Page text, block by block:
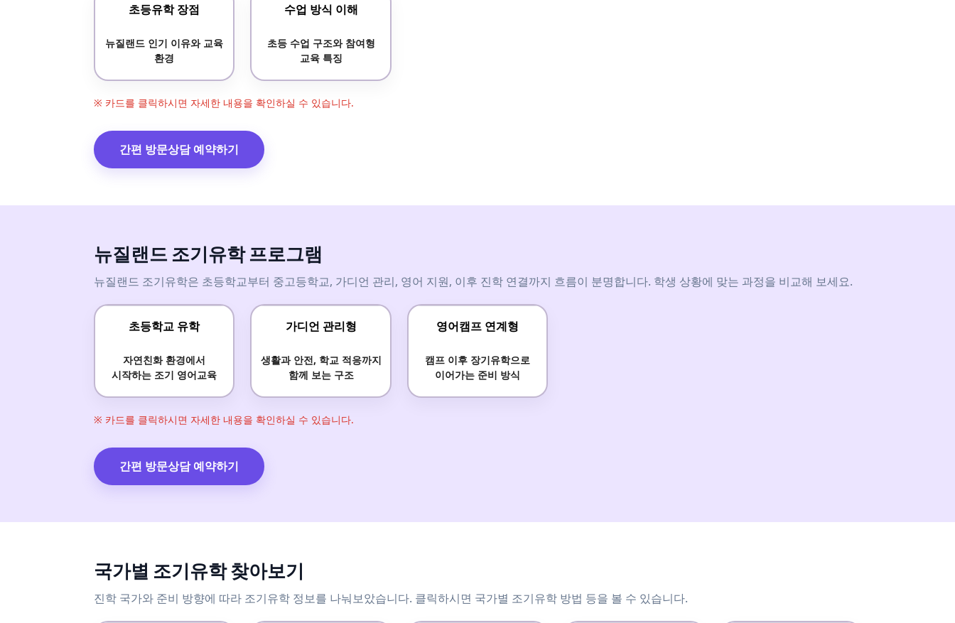
초등유학 장점
뉴질랜드 인기 이유와 교육
환경
수업 방식 이해
초등 수업 구조와 참여형
교육 특징
※ 카드를 클릭하시면 자세한 내용을 확인하실 수 있습니다.
간편 방문상담 예약하기
뉴질랜드 조기유학 프로그램
뉴질랜드 조기유학은 초등학교부터 중고등학교, 가디언 관리, 영어 지원, 이후 진학 연결까지 흐름이 분명합니다. 학생 상황에 맞는 과정을 비교해 보세요.
초등학교 유학
자연친화 환경에서
시작하는 조기 영어교육
가디언 관리형
생활과 안전, 학교 적응까지
함께 보는 구조
영어캠프 연계형
캠프 이후 장기유학으로
이어가는 준비 방식
※ 카드를 클릭하시면 자세한 내용을 확인하실 수 있습니다.
간편 방문상담 예약하기
국가별 조기유학 찾아보기
진학 국가와 준비 방향에 따라 조기유학 정보를 나눠보았습니다. 클릭하시면 국가별 조기유학 방법 등을 볼 수 있습니다.